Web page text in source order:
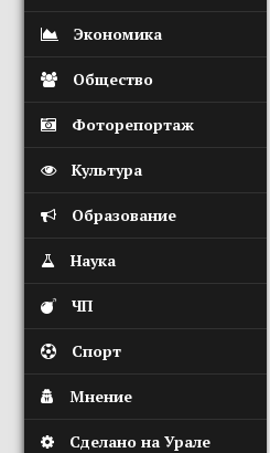
Экономика
Общество
Фоторепортаж
Культура
Образование
Наука
ЧП
Спорт
Мнение
Сделано на Урале